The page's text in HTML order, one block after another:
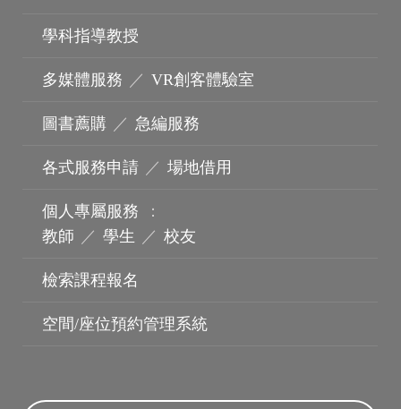
學科指導教授
多媒體服務 ／ VR創客體驗室
圖書薦購 ／ 急編服務
各式服務申請 ／ 場地借用
個人專屬服務
：
教師 ／ 學生 ／ 校友
檢索課程報名
空間/座位預約管理系統